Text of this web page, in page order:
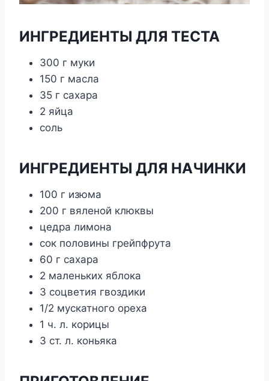
ИНГРЕДИЕНТЫ ДЛЯ ТЕСТА
300 г муки
150 г масла
35 г сахара
2 яйца
соль
ИНГРЕДИЕНТЫ ДЛЯ НАЧИНКИ
100 г изюма
200 г вяленой клюквы
цедра лимона
сок половины грейпфрута
60 г сахара
2 маленьких яблока
3 соцветия гвоздики
1/2 мускатного ореха
1 ч. л. корицы
3 ст. л. коньяка